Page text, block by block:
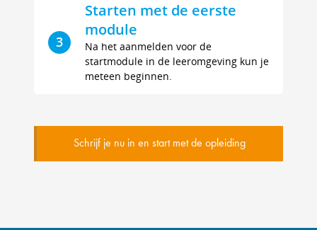
3
Starten met de eerste
module
Na het aanmelden voor de
startmodule in de leeromgeving kun je
meteen beginnen.
Schrijf je nu in en start met de opleiding